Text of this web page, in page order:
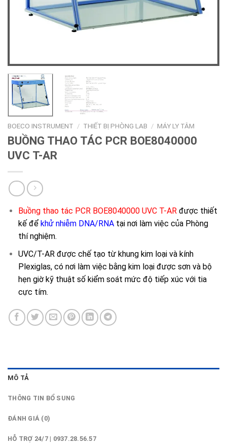
BOECO INSTRUMENT / THIẾT BỊ PHÒNG LAB / MÁY LY TÂM
BUỒNG THAO TÁC PCR BOE8040000
UVC T-AR
Buồng thao tác PCR BOE8040000 UVC T-ARđược thiết
kế để khử nhiễm DNA/RNAtại nơi làm việc của Phòng
thí nghiệm.
UVC/T-AR được chế tạo từ khung kim loại và kính
Plexiglas, có nơi làm việc bằng kim loại được sơn và bộ
hẹn giờ kỹ thuật số kiểm soát mức độ tiếp xúc với tia
cực tím.
MÔ TẢ
THÔNG TIN BỔ SUNG
ĐÁNH GIÁ (0)
HỖ TRỢ 24/7 | 0937.28.56.57